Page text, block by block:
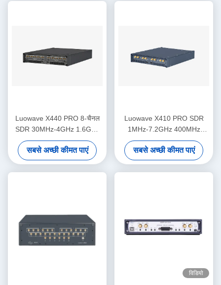
Luowave X440 PRO 8-चैनल
SDR 30MHz-4GHz 1.6GHz
बैंडविड्थ USRP
सबसे अच्छी कीमत पाएं
Luowave X410 PRO SDR
1MHz-7.2GHz 400MHz
बैंडविड्थ 4 चैनल
सबसे अच्छी कीमत पाएं
विडियो